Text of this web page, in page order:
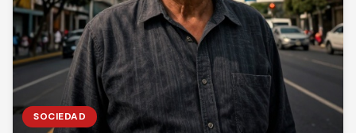
SOCIEDAD